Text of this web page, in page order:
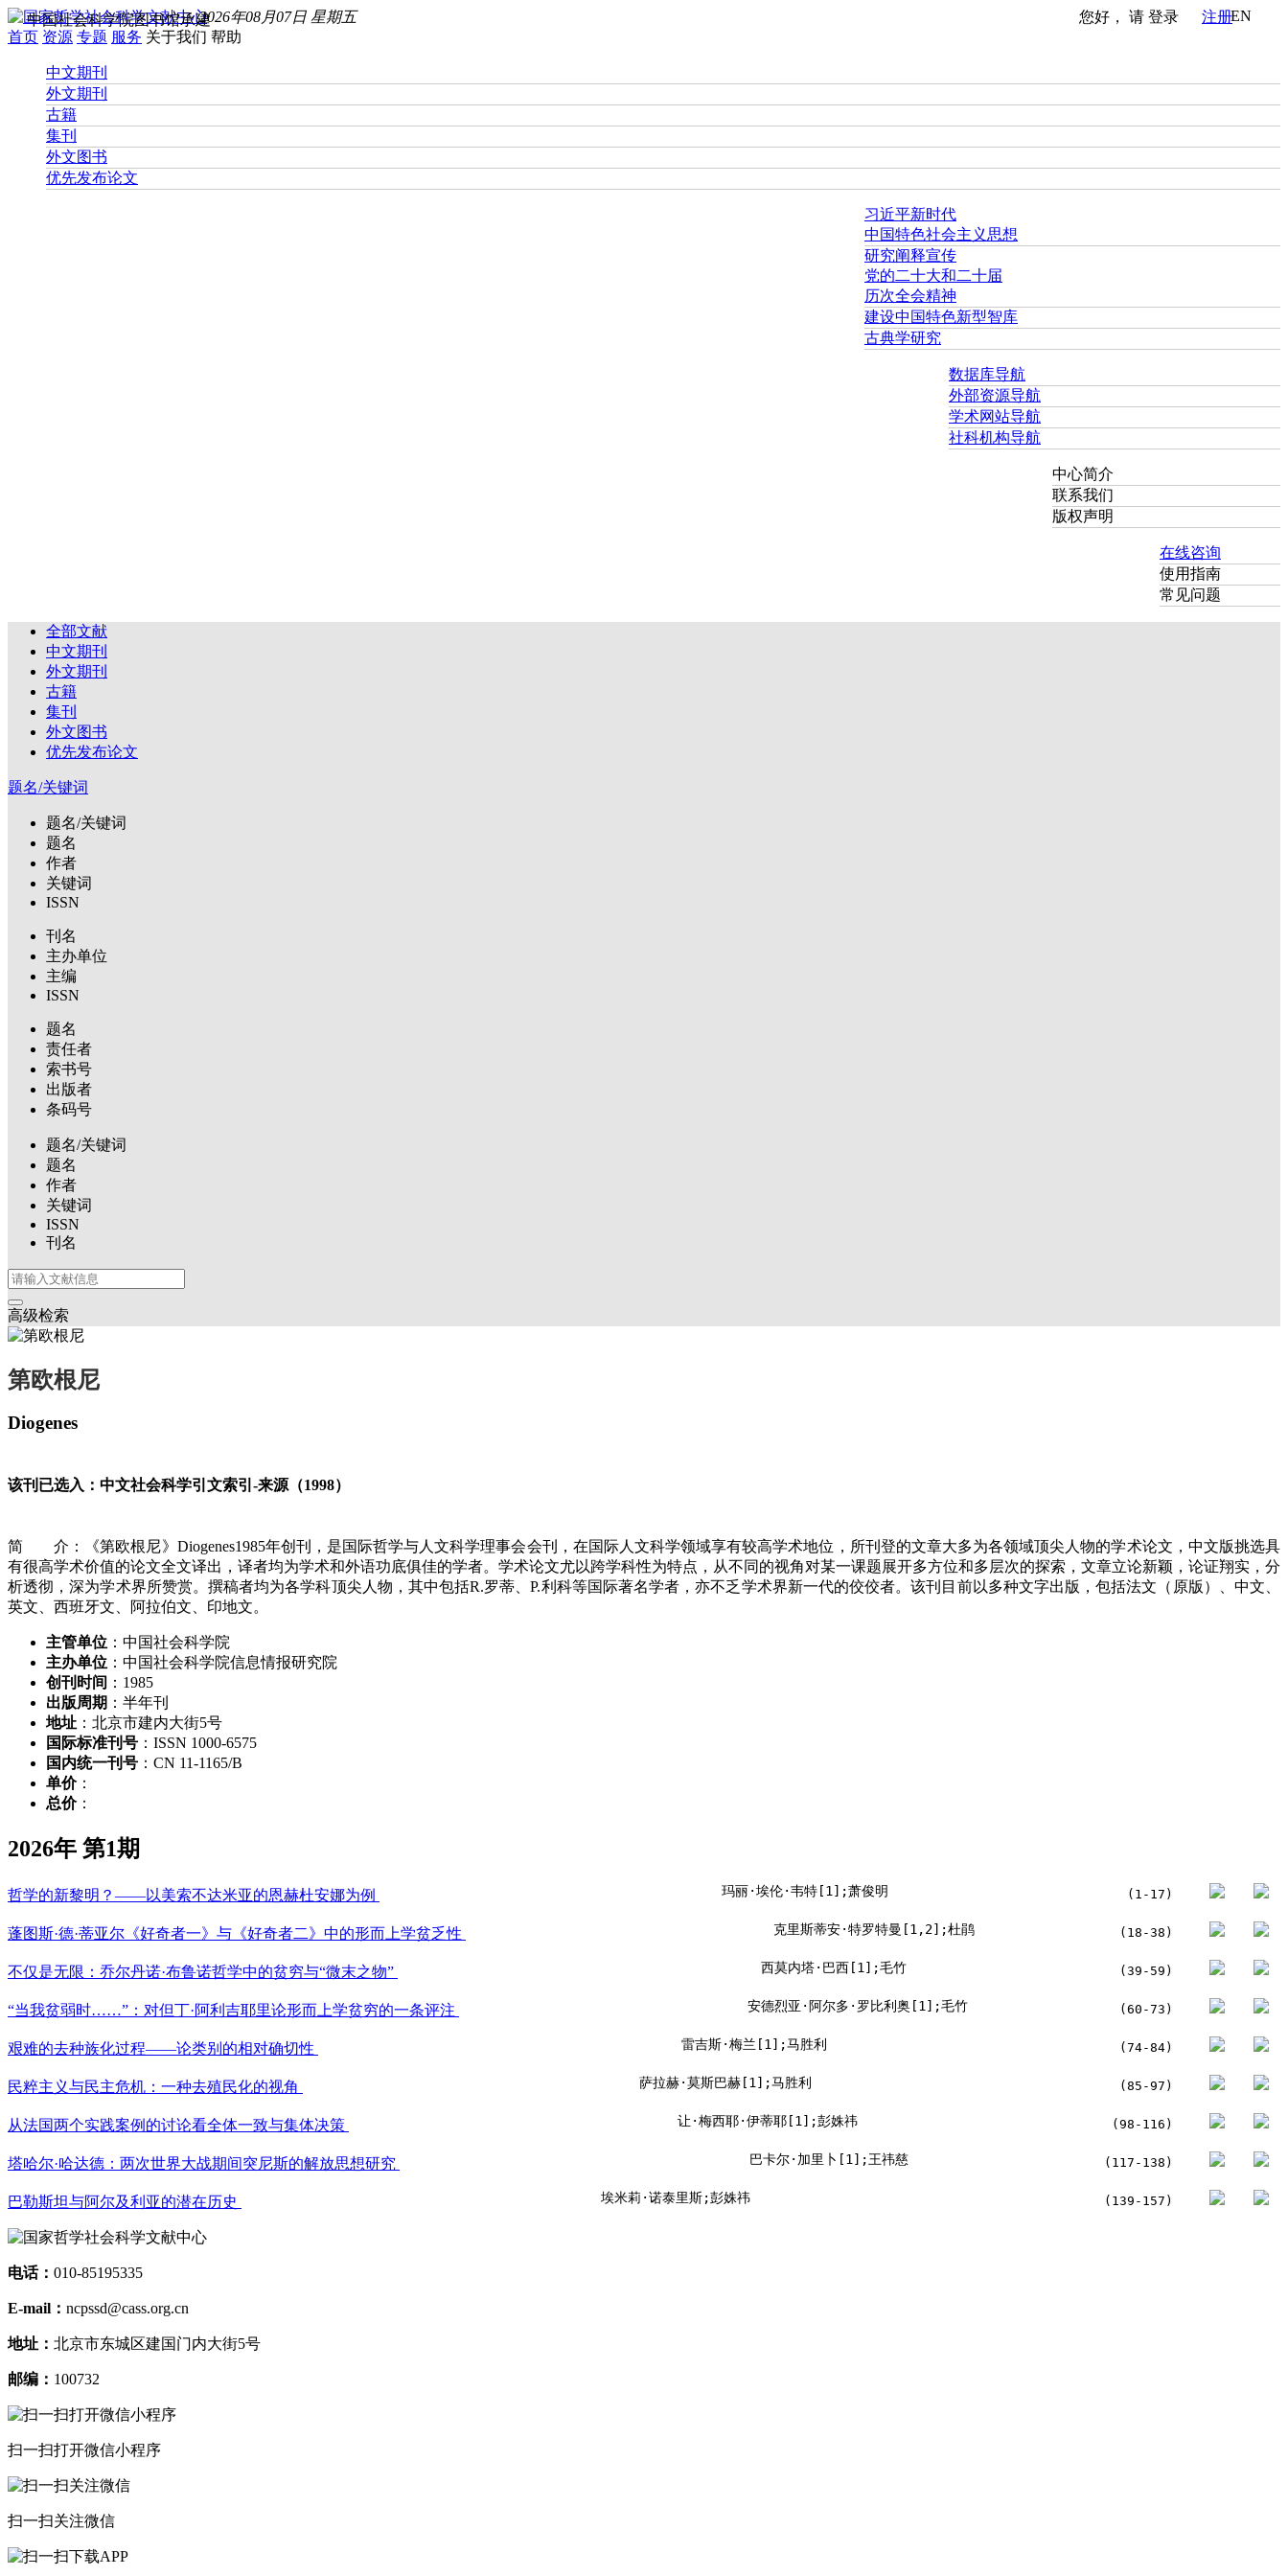
您好， 请 登录 注册EN
2026年08月07日 星期五
中国社会科学院图书馆承建
首页 资源 专题 服务 关于我们 帮助
中文期刊
外文期刊
古籍
集刊
外文图书
优先发布论文
习近平新时代
中国特色社会主义思想
研究阐释宣传
党的二十大和二十届
历次全会精神
建设中国特色新型智库
古典学研究
数据库导航
外部资源导航
学术网站导航
社科机构导航
中心简介
联系我们
版权声明
在线咨询
使用指南
常见问题
全部文献
中文期刊
外文期刊
古籍
集刊
外文图书
优先发布论文
题名/关键词
题名/关键词
题名
作者
关键词
ISSN
刊名
主办单位
主编
ISSN
题名
责任者
索书号
出版者
条码号
题名/关键词
题名
作者
关键词
ISSN
刊名
高级检索
第欧根尼
Diogenes
该刊已选入：中文社会科学引文索引-来源（1998）
简 介：《第欧根尼》Diogenes1985年创刊，是国际哲学与人文科学理事会会刊，在国际人文科学领域享有较高学术地位，所刊登的文章大多为各领域顶尖人物的学术论文，中文版挑选具
有很高学术价值的论文全文译出，译者均为学术和外语功底俱佳的学者。学术论文尤以跨学科性为特点，从不同的视角对某一课题展开多方位和多层次的探索，文章立论新颖，论证翔实，分
析透彻，深为学术界所赞赏。撰稿者均为各学科顶尖人物，其中包括R.罗蒂、P.利科等国际著名学者，亦不乏学术界新一代的佼佼者。该刊目前以多种文字出版，包括法文（原版）、中文、
英文、西班牙文、阿拉伯文、印地文。
主管单位 ：中国社会科学院
主办单位 ：中国社会科学院信息情报研究院
创刊时间 ：1985
出版周期 ：半年刊
地址 ：北京市建内大街5号
国际标准刊号 ：ISSN 1000-6575
国内统一刊号 ：CN 11-1165/B
单价：
总价：
2026年 第1期
哲学的新黎明？——以美索不达米亚的恩赫杜安娜为例 玛丽·埃伦·韦特[1];萧俊明 (1-17)
蓬图斯·德·蒂亚尔《好奇者一》与《好奇者二》中的形而上学贫乏性 克里斯蒂安·特罗特曼[1,2];杜鹃 (18-38)
不仅是无限：乔尔丹诺·布鲁诺哲学中的贫穷与“微末之物” 西莫内塔·巴西[1];毛竹 (39-59)
“当我贫弱时……”：对但丁·阿利吉耶里论形而上学贫穷的一条评注 安德烈亚·阿尔多·罗比利奥[1];毛竹 (60-73)
艰难的去种族化过程——论类别的相对确切性 雷吉斯·梅兰[1];马胜利 (74-84)
民粹主义与民主危机：一种去殖民化的视角 萨拉赫·莫斯巴赫[1];马胜利 (85-97)
从法国两个实践案例的讨论看全体一致与集体决策 让·梅西耶·伊蒂耶[1];彭姝祎 (98-116)
塔哈尔·哈达德：两次世界大战期间突尼斯的解放思想研究 巴卡尔·加里卜[1];王祎慈 (117-138)
巴勒斯坦与阿尔及利亚的潜在历史 埃米莉·诺泰里斯;彭姝祎 (139-157)
电话： 010-85195335
E-mail： ncpssd@cass.org.cn
地址： 北京市东城区建国门内大街5号
邮编： 100732
扫一扫打开微信小程序
扫一扫关注微信